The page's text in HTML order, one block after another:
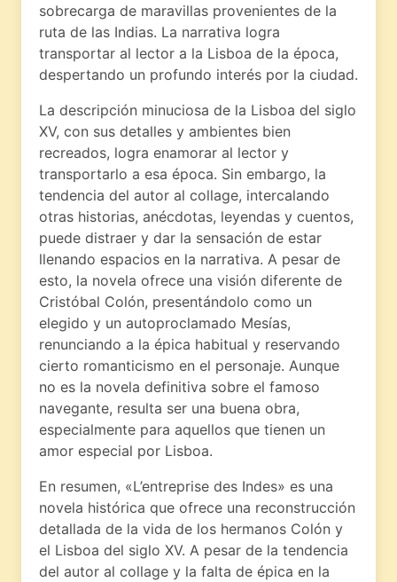
sobrecarga de maravillas provenientes de la
ruta de las Indias. La narrativa logra
transportar al lector a la Lisboa de la época,
despertando un profundo interés por la ciudad.
La descripción minuciosa de la Lisboa del siglo
XV, con sus detalles y ambientes bien
recreados, logra enamorar al lector y
transportarlo a esa época. Sin embargo, la
tendencia del autor al collage, intercalando
otras historias, anécdotas, leyendas y cuentos,
puede distraer y dar la sensación de estar
llenando espacios en la narrativa. A pesar de
esto, la novela ofrece una visión diferente de
Cristóbal Colón, presentándolo como un
elegido y un autoproclamado Mesías,
renunciando a la épica habitual y reservando
cierto romanticismo en el personaje. Aunque
no es la novela definitiva sobre el famoso
navegante, resulta ser una buena obra,
especialmente para aquellos que tienen un
amor especial por Lisboa.
En resumen, «L’entreprise des Indes» es una
novela histórica que ofrece una reconstrucción
detallada de la vida de los hermanos Colón y
el Lisboa del siglo XV. A pesar de la tendencia
del autor al collage y la falta de épica en la